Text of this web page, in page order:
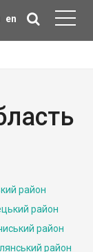
en
район
район
район
район